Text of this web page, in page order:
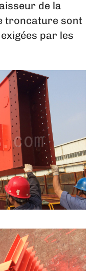
de la
troncature sont
par les